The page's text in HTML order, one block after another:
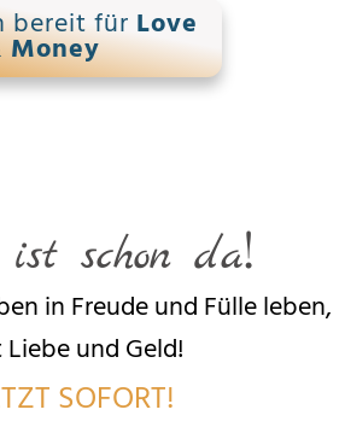
bereit für Love
Money
schon da!
in Freude und Fülle leben,
und Geld!
SOFORT!